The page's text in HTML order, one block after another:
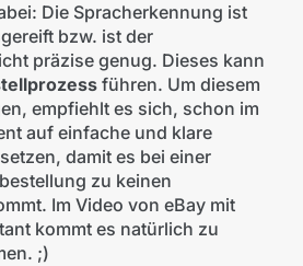
Die Spracherkennung ist
bzw. ist der
präzise genug. Dieses kann
führen. Um diesem
empfiehlt es sich, schon im
auf einfache und klare
damit es bei einer
zu keinen
Im Video von eBay mit
kommt es natürlich zu
;)